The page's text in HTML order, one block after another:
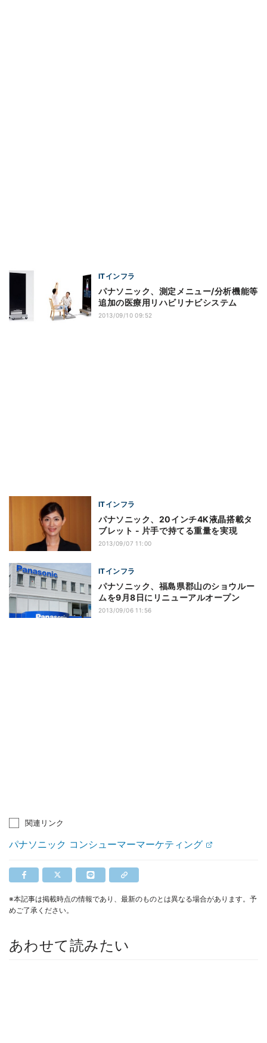
ITインフラ
パナソニック、測定メニュー/分析機能等
追加の医療用リハビリナビシステム
2013/09/10 09:52
ITインフラ
パナソニック、20インチ4K液晶搭載タ
ブレット - 片手で持てる重量を実現
2013/09/07 11:00
ITインフラ
パナソニック、福島県郡山のショウルー
ムを9月8日にリニューアルオープン
2013/09/06 11:56
関連リンク
パナソニック コンシューマーマーケティング
※本記事は掲載時点の情報であり、最新のものとは異なる場合があります。予
めご了承ください。
あわせて読みたい